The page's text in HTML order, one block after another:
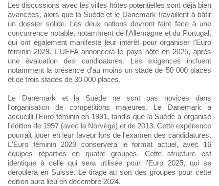
Les discussions avec les villes hôtes potentielles sont déjà bien
avancées, alors que la Suède et le Danemark travaillent à bâtir
un dossier solide. Les deux nations devront faire face à une
concurrence notable, notamment de l'Allemagne et du Portugal,
qui ont également manifesté leur intérêt pour organiser l'Euro
féminin 2029. L'UEFA annoncera le pays hôte en 2025, après
une évaluation des candidatures. Les exigences incluent
notamment la présence d'au moins un stade de 50 000 places
et de trois stades de 30 000 places.
Le Danemark et la Suède ne sont pas novices dans
l'organisation de compétitions majeures. Le Danemark a
accueilli l'Euro féminin en 1991, tandis que la Suède a organisé
l'édition de 1997 (avec la Norvège) et de 2013. Cette expérience
pourrait jouer en leur faveur lors de l'examen des candidatures.
L'Euro féminin 2029 conservera le format actuel, avec 16
équipes réparties en quatre groupes. Cette structure est
identique à celle qui sera utilisée pour l'Euro 2025, qui se
déroulera en Suisse. Le tirage au sort des groupes pour cette
édition aura lieu en décembre 2024.